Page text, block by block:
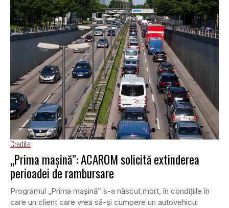
Credite
„Prima maşină”: ACAROM solicită extinderea
perioadei de rambursare
Programul „Prima maşină” s-a născut mort, în condiţiile în
care un client care vrea să-şi cumpere un autovehicul